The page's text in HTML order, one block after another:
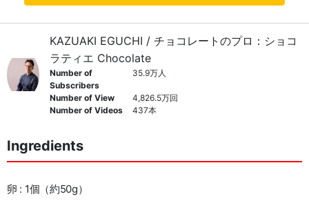
KAZUAKI EGUCHI / チョコレートのプロ：ショコ
ラティエ Chocolate
Number of
Subscribers
35.9万人
Number of View
4,826.5万回
Number of Videos
437本
Ingredients
卵 : 1個（約50g）